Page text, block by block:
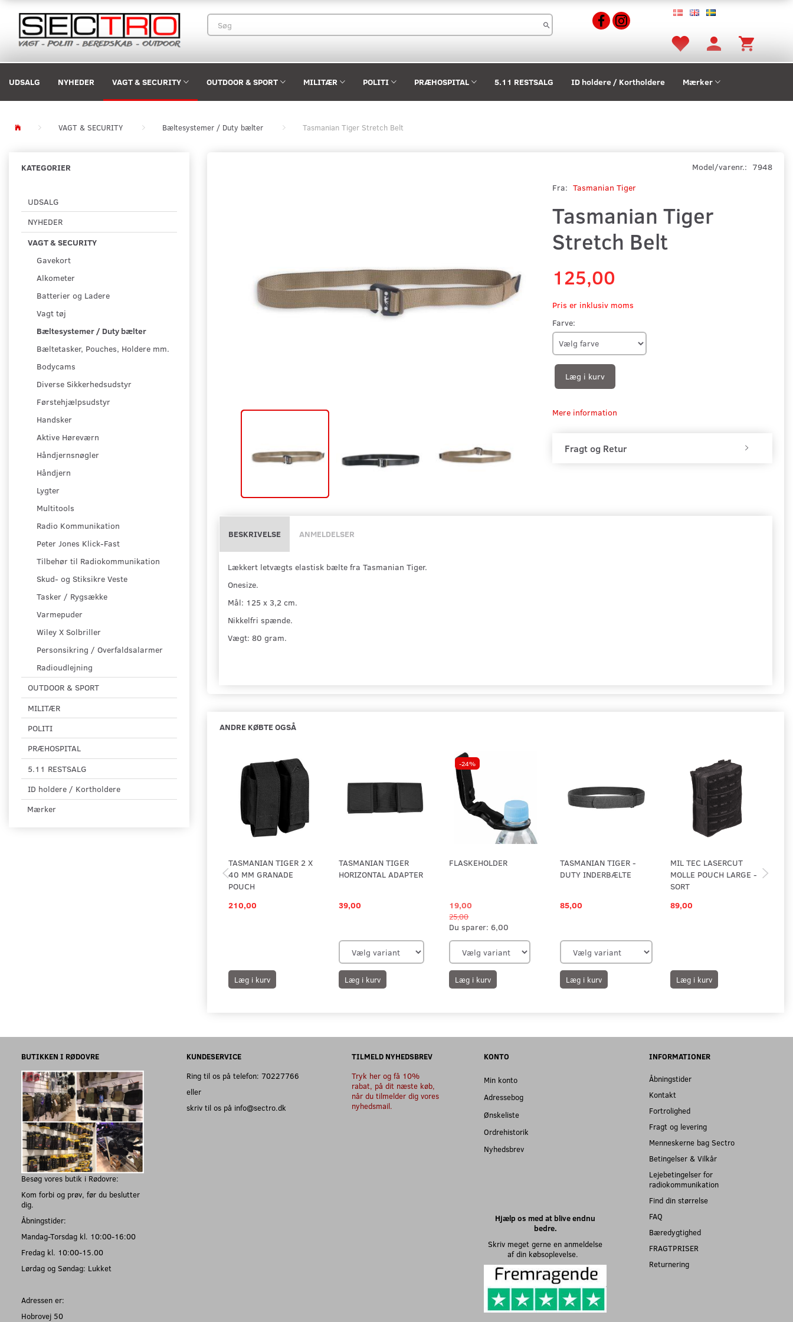
UDSALG NYHEDER VAGT & SECURITY OUTDOOR & SPORT MILITÆR POLITI PRÆHOSPITAL 5.11 RESTSALG ID holdere / Kortholdere Mærker
VAGT & SECURITY Bæltesystemer / Duty bælter Tasmanian Tiger Stretch Belt
KATEGORIER
UDSALG
NYHEDER
VAGT & SECURITY
Gavekort
Alkometer
Batterier og Ladere
Vagt tøj
Bæltesystemer / Duty bælter
Bæltetasker, Pouches, Holdere mm.
Bodycams
Diverse Sikkerhedsudstyr
Førstehjælpsudstyr
Handsker
Aktive Høreværn
Håndjernsnøgler
Håndjern
Lygter
Multitools
Radio Kommunikation
Peter Jones Klick-Fast
Tilbehør til Radiokommunikation
Skud- og Stiksikre Veste
Tasker / Rygsække
Varmepuder
Wiley X Solbriller
Personsikring / Overfaldsalarmer
Radioudlejning
OUTDOOR & SPORT
MILITÆR
POLITI
PRÆHOSPITAL
5.11 RESTSALG
ID holdere / Kortholdere
Mærker
Model/varenr.: 7948
Fra: Tasmanian Tiger
Tasmanian Tiger
Stretch Belt
125,00
Pris er inklusiv moms
Farve:
Læg i kurv
Mere information
Fragt og Retur
BESKRIVELSE ANMELDELSER
Lækkert letvægts elastisk bælte fra Tasmanian Tiger.
Onesize.
Mål: 125 x 3,2 cm.
Nikkelfri spænde.
Vægt: 80 gram.
ANDRE KØBTE OGSÅ
TASMANIAN TIGER 2 X
40 MM GRANADE
POUCH
210,00
Læg i kurv
TASMANIAN TIGER
HORIZONTAL ADAPTER
39,00
Læg i kurv
-24%
FLASKEHOLDER
19,00
25,00
Du sparer: 6,00
Læg i kurv
TASMANIAN TIGER -
DUTY INDERBÆLTE
85,00
Læg i kurv
MIL TEC LASERCUT
MOLLE POUCH LARGE -
SORT
89,00
Læg i kurv
BUTIKKEN I RØDOVRE
Besøg vores butik i Rødovre:
Kom forbi og prøv, før du beslutter
dig.
Åbningstider:
Mandag-Torsdag kl. 10:00-16:00
Fredag kl. 10:00-15.00
Lørdag og Søndag: Lukket
Adressen er:
Hobrovej 50
KUNDESERVICE
Ring til os på telefon: 70227766
eller
skriv til os på info@sectro.dk
TILMELD NYHEDSBREV
Tryk her og få 10%
rabat, på dit næste køb,
når du tilmelder dig vores
nyhedsmail.
KONTO
Min konto
Adressebog
Ønskeliste
Ordrehistorik
Nyhedsbrev
Hjælp os med at blive endnu
bedre.
Skriv meget gerne en anmeldelse
af din købsoplevelse.
INFORMATIONER
Åbningstider
Kontakt
Fortrolighed
Fragt og levering
Menneskerne bag Sectro
Betingelser & Vilkår
Lejebetingelser for
radiokommunikation
Find din størrelse
FAQ
Bæredygtighed
FRAGTPRISER
Returnering